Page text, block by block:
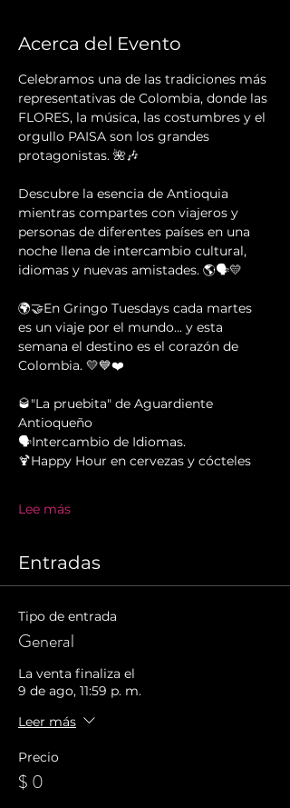
Acerca del Evento
Celebramos una de las tradiciones más
representativas de Colombia, donde las
FLORES, la música, las costumbres y el
orgullo PAISA son los grandes
protagonistas. 🌺🎶
Descubre la esencia de Antioquia
mientras compartes con viajeros y
personas de diferentes países en una
noche llena de intercambio cultural,
idiomas y nuevas amistades. 🌎🗣️💛
🌍🤝En Gringo Tuesdays cada martes
es un viaje por el mundo... y esta
semana el destino es el corazón de
Colombia. 💛💙❤️
🥃"La pruebita" de Aguardiente
Antioqueño
🗣Intercambio de Idiomas.
🍹Happy Hour en cervezas y cócteles
Lee más
Entradas
Tipo de entrada
General
La venta finaliza el
9 de ago, 11:59 p. m.
Leer más
Precio
$ 0